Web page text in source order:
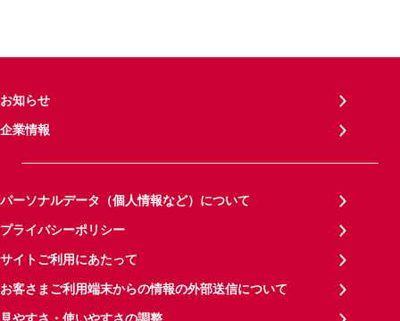
お知らせ
企業情報
パーソナルデータ（個人情報など）について
プライバシーポリシー
サイトご利用にあたって
お客さまご利用端末からの情報の外部送信について